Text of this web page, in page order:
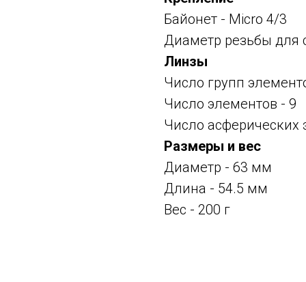
Байонет - Micro 4/3
Диаметр резьбы для
Линзы
Число групп
Число элементов - 9
Число асферических
Размеры и вес
Диаметр - 63 мм
Длина - 54.5 мм
Вес - 200 г